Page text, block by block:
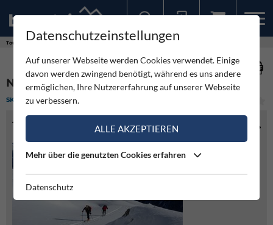
Touren
NESTSPITZE VON GINZLING
SKITOUR MITTEL
TOURENINFO
Datenschutzeinstellungen
Auf unserer Webseite werden Cookies verwendet. Einige
davon werden zwingend benötigt, während es uns andere
ermöglichen, Ihre Nutzererfahrung auf unserer Webseite
zu verbessern.
ALLE AKZEPTIEREN
Mehr über die genutzten Cookies erfahren
Datenschutz